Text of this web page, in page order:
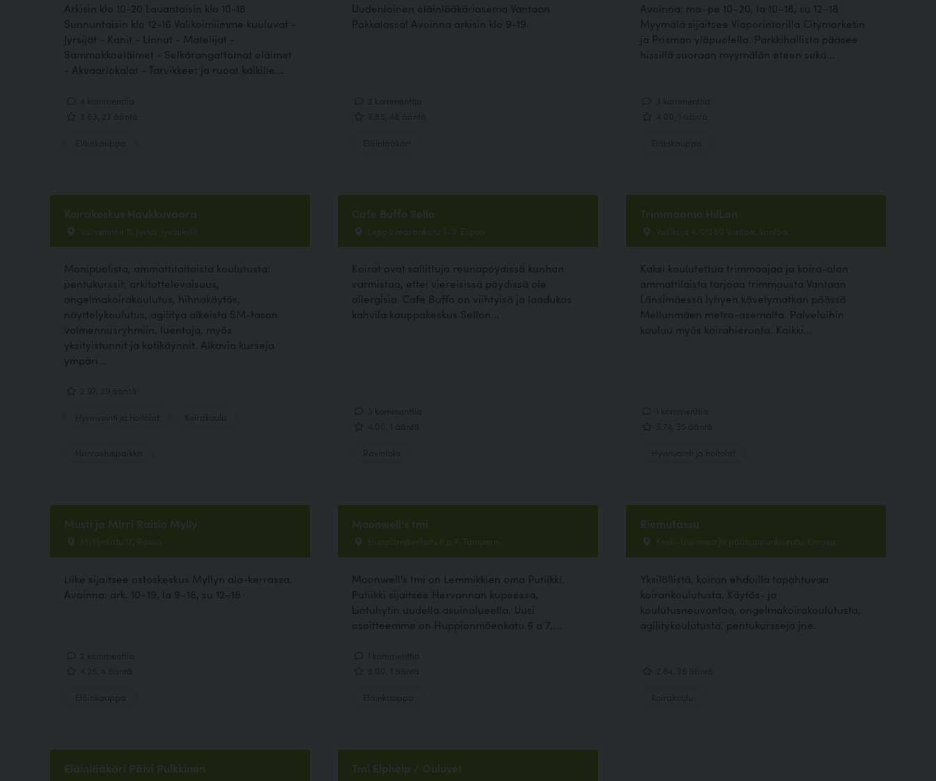
Arkisin klo 10-20 Lauantaisin klo 10-18
Sunnuntaisin klo 12-16 Valikoimiimme kuuluvat -
Jyrsijät - Kanit - Linnut - Matelijat -
Sammakkoeläimet - Selkärangattomat eläimet
- Akvaariokalat - Tarvikkeet ja ruoat kaikille...
Uudenlainen eläinlääkäriasema Vantaan
Pakkalassa! Avoinna arkisin klo 9-19.
Avoinna: ma–pe 10–20, la 10–18, su 12–18
Myymälä sijaitsee Viaporintorilla Citymarketin
ja Prisman yläpuolella. Parkkihallista pääsee
hissillä suoraan myymälän eteen sekä...
Koirakeskus Haukkuvaara
Valmetintie 11, Jyskä, Jyväskylä
Monipuolista, ammattitaitoista koulutusta:
pentukurssit, arkitottelevaisuus,
ongelmakoirakoulutus, hihnakäytös,
näyttelykoulutus, agilitya alkeista SM-tason
valmennusryhmiin, luentoja, myös
yksityistunnit ja kotikäynnit. Alkavia kurseja
ympäri...
Cafe Buffo Sello
Leppävaarankatu 3-9, Espoo
Koirat ovat sallittuja reunapöydissä kunhan
varmistaa, ettei viereisissä pöydissä ole
allergisia. Cafe Buffo on viihtyisä ja laadukas
kahvila kauppakeskus Sellon...
Trimmaamo HilLan
Vallikuja 4, 01280 Vantaa, Vantaa
Kaksi koulutettua trimmaajaa ja koira-alan
ammattilaista tarjoaa trimmausta Vantaan
Länsimäessä lyhyen kävelymatkan päässä
Mellunmäen metro-asemalta. Palveluihin
kuuluu myös koirahieronta. Kaikki...
Musti ja Mirri Raisio Mylly
Myllynkatu 17, Raisio
Liike sijaitsee ostoskeskus Myllyn ala-kerrassa.
Avoinna: ark. 10–19, la 9–18, su 12–18
Moonwell's tmi
Huppiomäenkatu 6 a 7, Tampere
Moonwell's tmi on Lemmikkien oma Putiikki.
Putiikki sijaitsee Hervannan kupeessa,
Lintuhytin uudella asuinalueella. Uusi
osoitteemme on Huppionmäenkatu 6 a 7,...
Riemutassu
Keski-Uusimaa ja pääkaupunkiseutu, Kerava
Yksilöllistä, koiran ehdoilla tapahtuvaa
koirankoulutusta. Käytös- ja
koulutusneuvontaa, ongelmakoirakoulutusta,
agilitykoulutusta, pentukursseja jne.
Eläinlääkäri Päivi Pulkkinen Tmi Elphelp / Ouluvet